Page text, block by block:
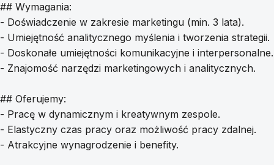
## Wymagania:
- Doświadczenie w zakresie marketingu (min. 3 lata).
- Umiejętność analitycznego myślenia i tworzenia strategii.
- Doskonałe umiejętności komunikacyjne i interpersonalne.
- Znajomość narzędzi marketingowych i analitycznych.
## Oferujemy:
- Pracę w dynamicznym i kreatywnym zespole.
- Elastyczny czas pracy oraz możliwość pracy zdalnej.
- Atrakcyjne wynagrodzenie i benefity.